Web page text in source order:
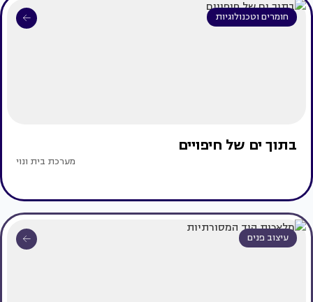
חומרים וטכנולוגיות
בתוך ים של חיפויים
מערכת בית ונוי
עיצוב פנים